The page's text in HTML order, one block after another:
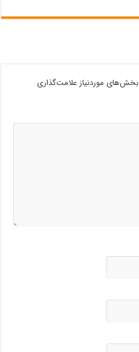
بخش‌های موردنیاز علامت‌گذاری